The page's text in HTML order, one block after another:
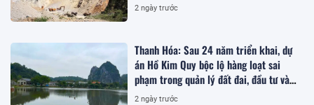
2 ngày trước
Thanh Hóa: Sau 24 năm triển khai, dự
án Hồ Kim Quy bộc lộ hàng loạt sai
phạm trong quản lý đất đai, đầu tư và
quy hoạch
2 ngày trước